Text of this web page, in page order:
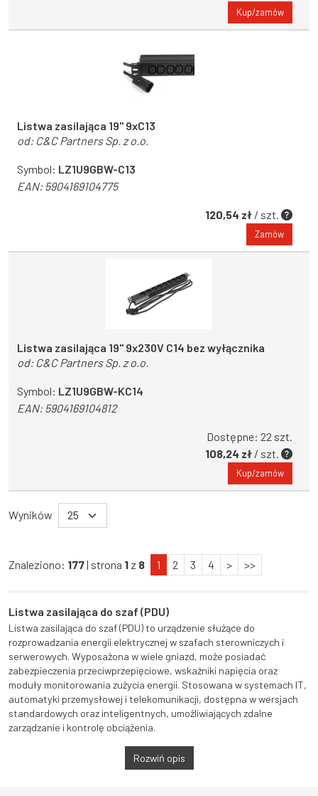
Kup/zamów
Listwa zasilająca 19" 9xC13
od: C&C Partners Sp. z o.o.
Symbol: LZ1U9GBW-C13
EAN:5904169104775
120,54 zł / szt.
Zamów
Listwa zasilająca 19'' 9x230V C14 bez wyłącznika
od: C&C Partners Sp. z o.o.
Symbol: LZ1U9GBW-KC14
EAN:5904169104812
Dostępne: 22 szt.
108,24 zł / szt.
Kup/zamów
Wyników
Znaleziono: 177| strona 1 z 8 1 2 3 4 > >>
Listwa zasilająca do szaf (PDU)
Listwa zasilająca do szaf (PDU) to urządzenie służące do
rozprowadzania energii elektrycznej w szafach sterowniczych i
serwerowych. Wyposażona w wiele gniazd, może posiadać
zabezpieczenia przeciwprzepięciowe, wskaźniki napięcia oraz
moduły monitorowania zużycia energii. Stosowana w systemach IT,
automatyki przemysłowej i telekomunikacji, dostępna w wersjach
standardowych oraz inteligentnych, umożliwiających zdalne
zarządzanie i kontrolę obciążenia.
Rozwiń opis